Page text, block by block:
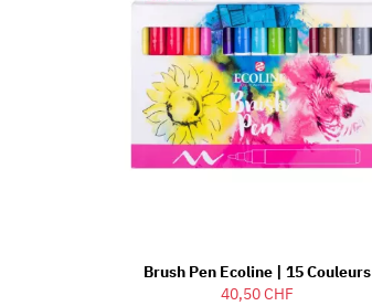
Brush Pen Ecoline | 15 Couleurs
40,50 CHF